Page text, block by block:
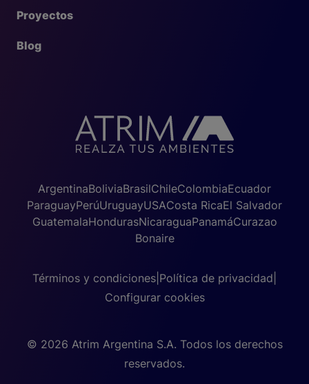
Proyectos
Blog
ArgentinaBoliviaBrasilChileColombiaEcuador
ParaguayPerúUruguayUSACosta RicaEl Salvador
GuatemalaHondurasNicaraguaPanamáCurazao
Bonaire
Términos y condiciones Política de privacidad
Configurar cookies
© 2026 Atrim Argentina S.A. Todos los derechos
reservados.